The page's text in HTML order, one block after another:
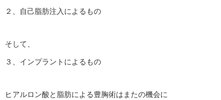
２、自己脂肪注入によるもの
そして、
３、インプラントによるもの
ヒアルロン酸と脂肪による豊胸術はまたの機会に